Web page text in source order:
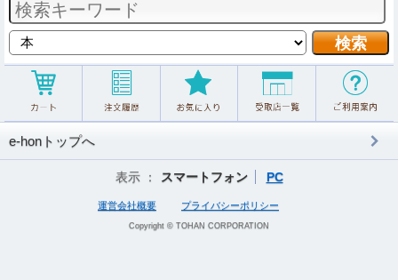
e-honトップへ
表示 ： スマートフォン PC
運営会社概要 プライバシーポリシー
Copyright © TOHAN CORPORATION